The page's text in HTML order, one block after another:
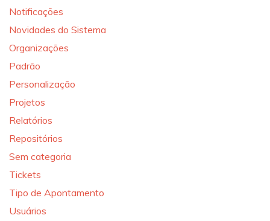
Notificações
Novidades do Sistema
Organizações
Padrão
Personalização
Projetos
Relatórios
Repositórios
Sem categoria
Tickets
Tipo de Apontamento
Usuários